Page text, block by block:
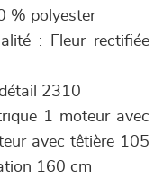
% polyester
: Fleur rectifiée
2310
1 moteur avec
avec têtière 105
160 cm